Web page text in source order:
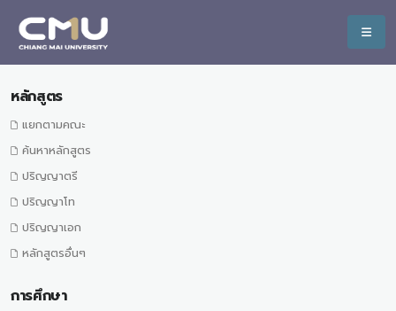
หลักสูตร
แยกตามคณะ
ค้นหาหลักสูตร
ปริญญาตรี
ปริญญาโท
ปริญญาเอก
หลักสูตรอื่นๆ
การศึกษา